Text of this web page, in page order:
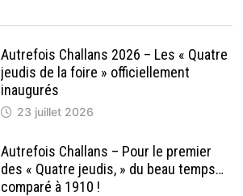
Autrefois Challans 2026 – Les « Quatre
jeudis de la foire » officiellement
inaugurés
23 juillet 2026
Autrefois Challans – Pour le premier
des « Quatre jeudis, » du beau temps…
comparé à 1910 !